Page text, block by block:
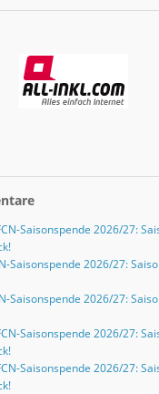
Saisonspende 2026/27:
Saisonspende 2026/27:
Saisonspende 2026/27:
Saisonspende 2026/27:
Saisonspende 2026/27: